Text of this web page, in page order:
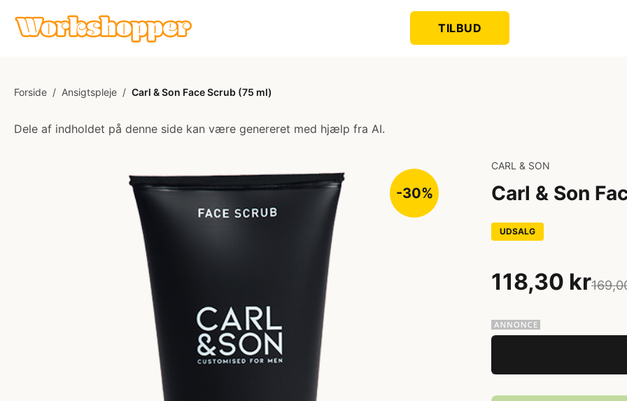
TILBUD
Forside / Ansigtspleje / Carl & Son Face Scrub (75 ml)
Dele af indholdet på denne side kan være genereret med hjælp fra AI.
-30%
CARL & SON
Carl & Son
UDSALG
118,30 kr